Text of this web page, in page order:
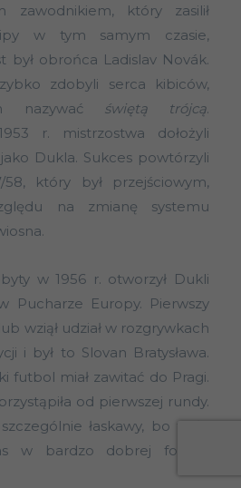
zawodnikiem, który zasilił
w tym samym czasie,
był obrońca Ladislav Novák.
zdobyli serca kibiców,
nazywać świętą trójcą.
r. mistrzostwa dołożyli
Dukla. Sukces powtórzyli
który był przejściowym,
na zmianę systemu
w 1956 r. otworzył Dukli
Pucharze Europy. Pierwszy
wziął udział w rozgrywkach
i był to Slovan Bratysława.
futbol miał zawitać do Pragi.
od pierwszej rundy.
łaskawy, bo trafili
w bardzo dobrej formie